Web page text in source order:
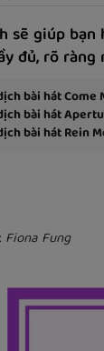
sẽ giúp bạn
đủ, rõ ràng
bài hát Come
bài hát
bài hát Rein
Fiona Fung